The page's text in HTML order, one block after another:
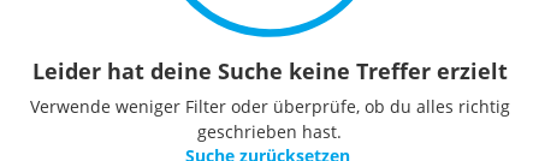
Leider hat deine Suche keine Treffer erzielt
Verwende weniger Filter oder überprüfe, ob du alles richtig
geschrieben hast.
Suche zurücksetzen